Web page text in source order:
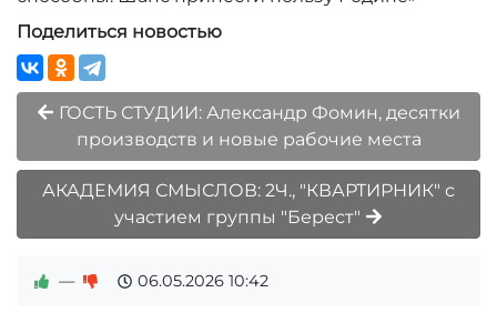
Поделиться новостью
ГОСТЬ СТУДИИ: Александр Фомин, десятки
производств и новые рабочие места
АКАДЕМИЯ СМЫСЛОВ: 2Ч., "КВАРТИРНИК" с
участием группы "Берест"
— 06.05.2026 10:42